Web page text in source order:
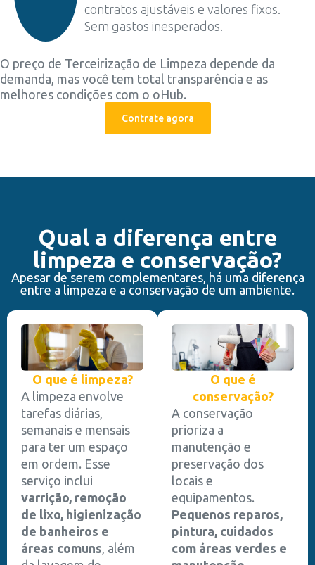
contratos ajustáveis e valores fixos.
Sem gastos inesperados.
O preço de Terceirização de Limpeza depende da
demanda, mas você tem total transparência e as
melhores condições com o oHub.
Contrate agora
Qual a diferença entre
limpeza e conservação?
Apesar de serem complementares, há uma diferença
entre a limpeza e a conservação de um ambiente.
O que é limpeza?
A limpeza envolve
tarefas diárias,
semanais e mensais
para ter um espaço
em ordem. Esse
serviço inclui
varrição, remoção
de lixo, higienização
de banheiros e
áreas comuns , além
O que é
conservação?
A conservação
prioriza a
manutenção e
preservação dos
locais e
equipamentos.
Pequenos reparos,
pintura, cuidados
com áreas verdes e